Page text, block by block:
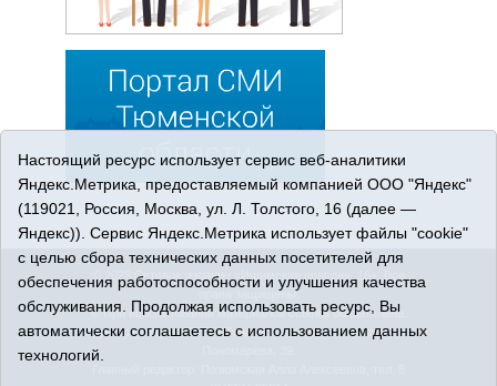
© 2026 Сетевое издание «Ишимская правда». 16+. Все
права защищены.
© При использовании материалов ссылка обязательна.
Адрес редакции: 627750 Тюменская область, г. Ишим, ул.
Настоящий ресурс использует сервис веб-аналитики
Яндекс.Метрика, предоставляемый компанией ООО "Яндекс"
(119021, Россия, Москва, ул. Л. Толстого, 16 (далее —
Яндекс)). Сервис Яндекс.Метрика использует файлы "cookie"
с целью сбора технических данных посетителей для
обеспечения работоспособности и улучшения качества
обслуживания. Продолжая использовать ресурс, Вы
автоматически соглашаетесь с использованием данных
технологий.